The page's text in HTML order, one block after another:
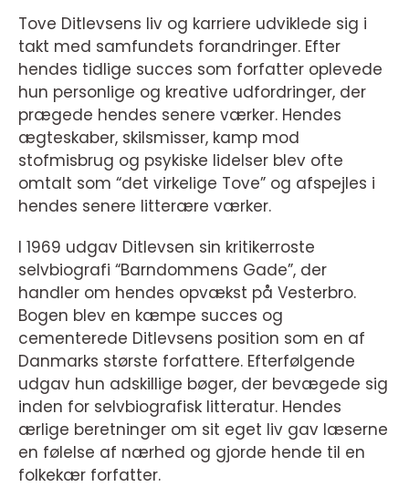
Tove Ditlevsens liv og karriere udviklede sig i
takt med samfundets forandringer. Efter
hendes tidlige succes som forfatter oplevede
hun personlige og kreative udfordringer, der
prægede hendes senere værker. Hendes
ægteskaber, skilsmisser, kamp mod
stofmisbrug og psykiske lidelser blev ofte
omtalt som “det virkelige Tove” og afspejles i
hendes senere litterære værker.
I 1969 udgav Ditlevsen sin kritikerroste
selvbiografi “Barndommens Gade”, der
handler om hendes opvækst på Vesterbro.
Bogen blev en kæmpe succes og
cementerede Ditlevsens position som en af
Danmarks største forfattere. Efterfølgende
udgav hun adskillige bøger, der bevægede sig
inden for selvbiografisk litteratur. Hendes
ærlige beretninger om sit eget liv gav læserne
en følelse af nærhed og gjorde hende til en
folkekær forfatter.